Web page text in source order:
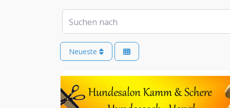
Suchen nach
Neueste